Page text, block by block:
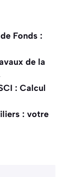
Fonds :
de la
: Calcul
: votre